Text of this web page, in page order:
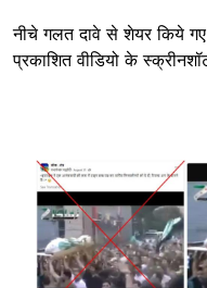
नीचे गलत दावे से शेयर किये
प्रकाशित वीडियो के
Image